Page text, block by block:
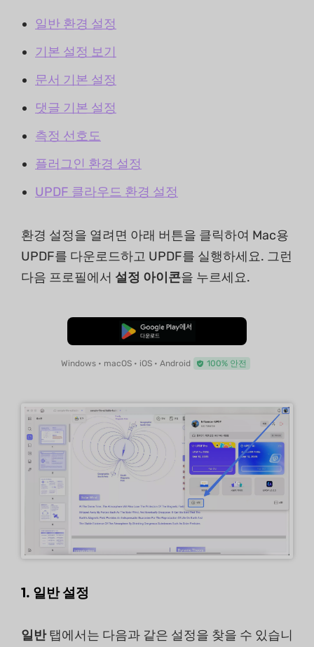
일반 환경 설정
기본 설정 보기
문서 기본 설정
댓글 기본 설정
측정 선호도
플러그인 환경 설정
UPDF 클라우드 환경 설정
환경 설정을 열려면 아래 버튼을 클릭하여 Mac용
UPDF를 다운로드하고 UPDF를 실행하세요. 그런
다음 프로필에서 설정 아이콘을 누르세요.
무료로 다운로드
Windows • macOS • iOS • Android 100% 안전
1. 일반 설정
일반탭에서는 다음과 같은 설정을 찾을 수 있습니